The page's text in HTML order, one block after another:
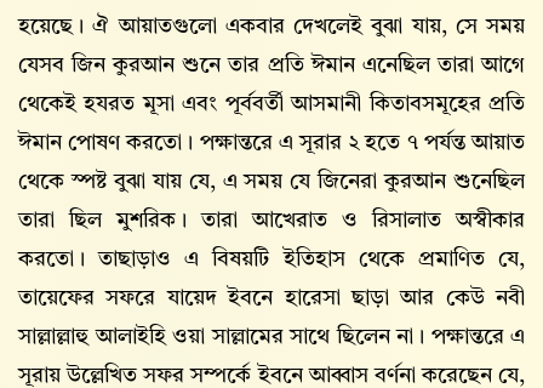
হয়েছে। ঐ আয়াতগুলো একবার দেখলেই বুঝা যায়, সে সময়
যেসব জিন কুরআন শুনে তার প্রতি ঈমান এনেছিল তারা আগে
থেকেই হযরত মূসা এবং পূর্ববর্তী আসমানী কিতাবসমূহের প্রতি
ঈমান পোষণ করতো। পক্ষান্তরে এ সূরার ২ হতে ৭ পর্যন্ত আয়াত
থেকে স্পষ্ট বুঝা যায় যে, এ সময় যে জিনেরা কুরআন শুনেছিল
তারা ছিল মুশরিক। তারা আখেরাত ও রিসালাত অস্বীকার
করতো। তাছাড়াও এ বিষয়টি ইতিহাস থেকে প্রমাণিত যে,
তায়েফের সফরে যায়েদ ইবনে হারেসা ছাড়া আর কেউ নবী
সাল্লাল্লাহু আলাইহি ওয়া সাল্লামের সাথে ছিলেন না। পক্ষান্তরে এ
সূরায় উল্লেখিত সফর সম্পর্কে ইবনে আব্বাস বর্ণনা করেছেন যে,